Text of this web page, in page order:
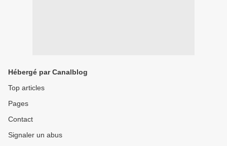
Hébergé par Canalblog
Top articles
Pages
Contact
Signaler un abus